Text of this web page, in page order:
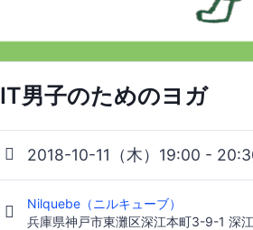
IT男子のためのヨガ
2018-10-11（木）19:00 -
Nilquebe（ニルキューブ）
兵庫県神戸市東灘区深江本町3-9-1 深